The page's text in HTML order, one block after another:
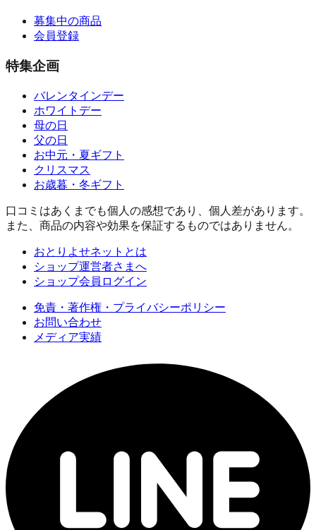
募集中の商品
会員登録
特集企画
バレンタインデー
ホワイトデー
母の日
父の日
お中元・夏ギフト
クリスマス
お歳暮・冬ギフト
口コミはあくまでも個人の感想であり、個人差があります。
また、商品の内容や効果を保証するものではありません。
おとりよせネットとは
ショップ運営者さまへ
ショップ会員ログイン
免責・著作権・プライバシーポリシー
お問い合わせ
メディア実績